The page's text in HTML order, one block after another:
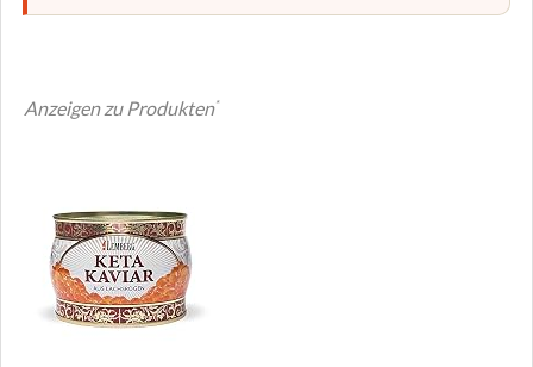
Anzeigen zu Produkten*